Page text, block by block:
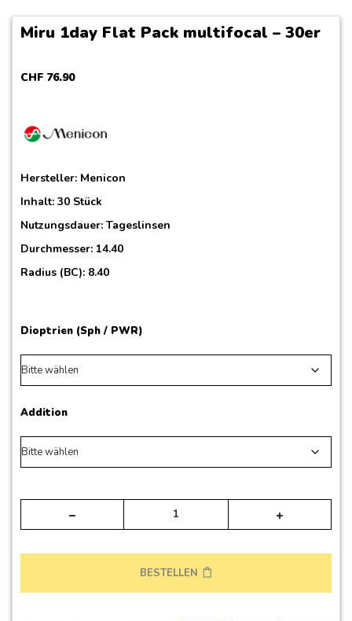
Miru 1day Flat Pack multifocal – 30er
CHF 76.90
Hersteller: Menicon
Inhalt: 30 Stück
Nutzungsdauer: Tageslinsen
Durchmesser: 14.40
Radius (BC): 8.40
Dioptrien (Sph / PWR)
Addition
BESTELLEN